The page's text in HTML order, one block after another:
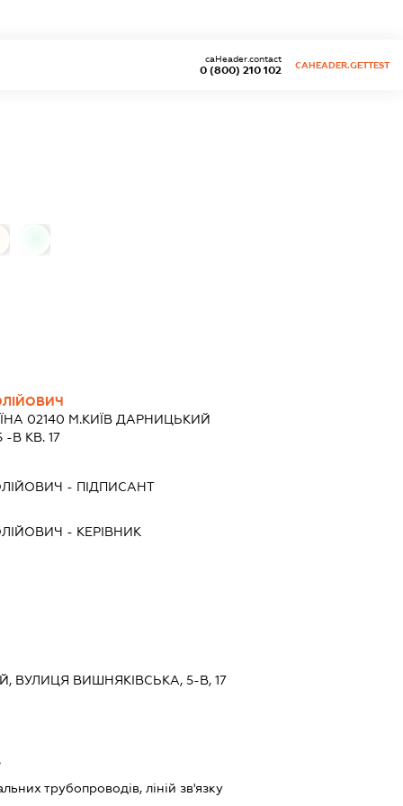
0 (800) 210 102
caHeader.contact
CAHEADER.GETTEST
02140 М.КИЇВ ДАРНИЦЬКИЙ
В КВ. 17
- ПІДПИСАНТ
- КЕРІВНИК
ВУЛИЦЯ ВИШНЯКІВСЬКА, 5-В, 17
трубопроводів, ліній зв'язку